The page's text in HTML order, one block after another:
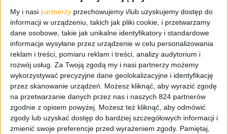
My i nasi partnerzy przechowujemy i/lub uzyskujemy dostęp do
informacji w urządzeniu, takich jak pliki cookie, i przetwarzamy
dane osobowe, takie jak unikalne identyfikatory i standardowe
informacje wysyłane przez urządzenie w celu personalizowania
reklam i treści, pomiaru reklam i treści, analizy audytorium i
rozwój usług. Za Twoją zgodą my i nasi partnerzy możemy
wykorzystywać precyzyjne dane geolokalizacyjne i identyfikację
przez skanowanie urządzeń. Możesz kliknąć, aby wyrazić zgodę
na przetwarzanie danych przez nas i naszych 824 partnerów
zgodnie z opisem powyżej. Możesz też kliknąć, aby odmówić
zgody lub uzyskać dostęp do bardziej szczegółowych informacji i
zmienić swoje preferencje przed wyrażeniem zgody. Pamiętaj,